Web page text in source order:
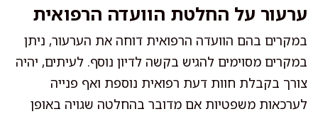
ערעור על החלטת הוועדה הרפואית
במקרים בהם הוועדה הרפואית דוחה את הערעור, ניתן
במקרים מסוימים להגיש בקשה לדיון נוסף. לעיתים, יהיה
צורך בקבלת חוות דעת רפואית נוספת ואף פנייה
לערכאות משפטיות אם מדובר בהחלטה שגויה באופן